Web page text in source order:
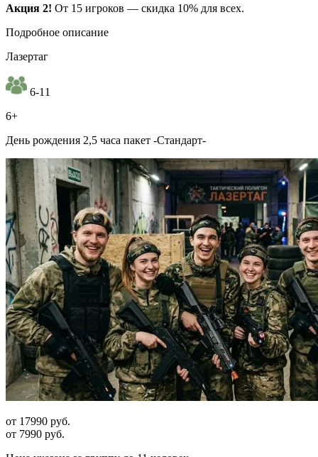
Акция 2! От 15 игроков — скидка 10% для всех.
Подробное описание
Лазертаг
6-11
6+
День рождения 2,5 часа пакет -Стандарт-
от 17990 руб.
от 7990 руб.